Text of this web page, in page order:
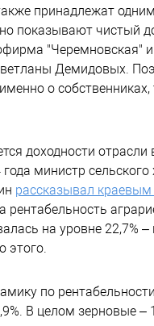
принадлежат
показывают чистый
"Черемновская"
Демидовых.
о собственниках,
доходности отрасли
министр сельского
рассказывал краевым
рентабельность
на уровне 22,7%
этого.
по
В целом зерновые –